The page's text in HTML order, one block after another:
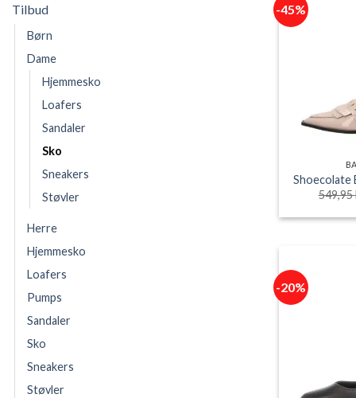
Tilbud
Børn
Dame
Hjemmesko
Loafers
Sandaler
Sko
Sneakers
Støvler
Herre
Hjemmesko
Loafers
Pumps
Sandaler
Sko
Sneakers
Støvler
-45%
Shoecolate
549,95
-20%